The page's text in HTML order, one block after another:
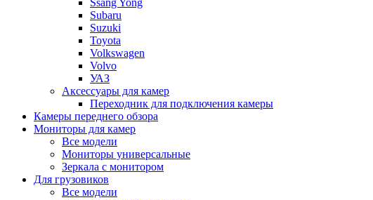
Ssang Yong
Subaru
Suzuki
Toyota
Volkswagen
Volvo
УАЗ
Аксессуары для камер
Переходник для подключения камеры
Камеры переднего обзора
Мониторы для камер
Все модели
Мониторы универсальные
Зеркала с монитором
Для грузовиков
Все модели